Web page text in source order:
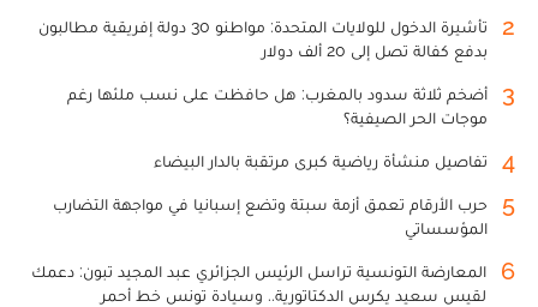
2
تأشيرة الدخول للولايات المتحدة: مواطنو 30 دولة إفريقية مطالبون
بدفع كفالة تصل إلى 20 ألف دولار
3
أضخم ثلاثة سدود بالمغرب: هل حافظت على نسب ملئها رغم
موجات الحر الصيفية؟
4 تفاصيل منشأة رياضية كبرى مرتقبة بالدار البيضاء
5
حرب الأرقام تعمق أزمة سبتة وتضع إسبانيا في مواجهة التضارب
المؤسساتي
6
المعارضة التونسية تراسل الرئيس الجزائري عبد المجيد تبون: دعمك
لقيس سعيد يكرس الدكتاتورية.. وسيادة تونس خط أحمر